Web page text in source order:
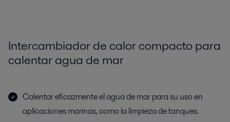
Intercambiador de calor compacto para
calentar agua de mar
Calentar eficazmente el agua de mar para su uso en
aplicaciones marinas, como la limpieza de tanques.